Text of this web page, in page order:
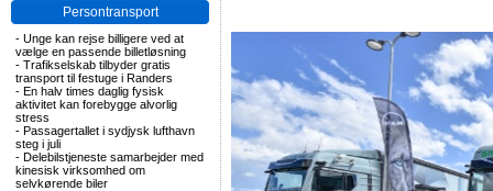
Persontransport
- Unge kan rejse billigere ved at
vælge en passende billetløsning
- Trafikselskab tilbyder gratis
transport til festuge i Randers
- En halv times daglig fysisk
aktivitet kan forebygge alvorlig
stress
- Passagertallet i sydjysk lufthavn
steg i juli
- Delebilstjeneste samarbejder med
kinesisk virksomhed om
selvkørende biler